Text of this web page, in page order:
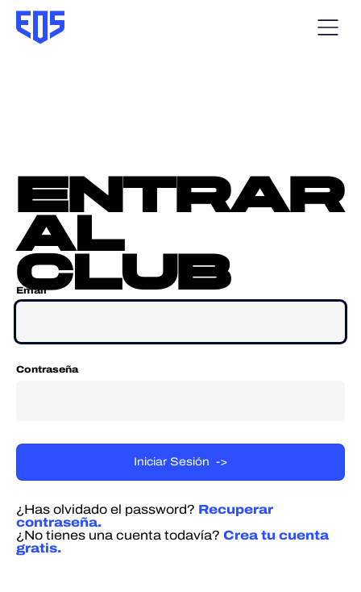
entrar
al
club
Email
Contraseña
¿Has olvidado el password? Recuperar
contraseña.
¿No tienes una cuenta todavía? Crea tu cuenta
gratis.